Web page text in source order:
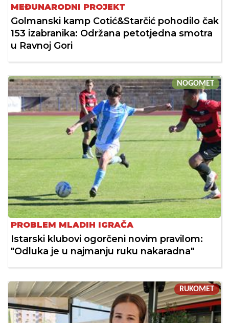
MEĐUNARODNI PROJEKT
Golmanski kamp Cotić&Starčić pohodilo čak
153 izabranika: Održana petotjedna smotra
u Ravnoj Gori
NOGOMET
PROBLEM MLADIH IGRAČA
Istarski klubovi ogorčeni novim pravilom:
"Odluka je u najmanju ruku nakaradna"
RUKOMET